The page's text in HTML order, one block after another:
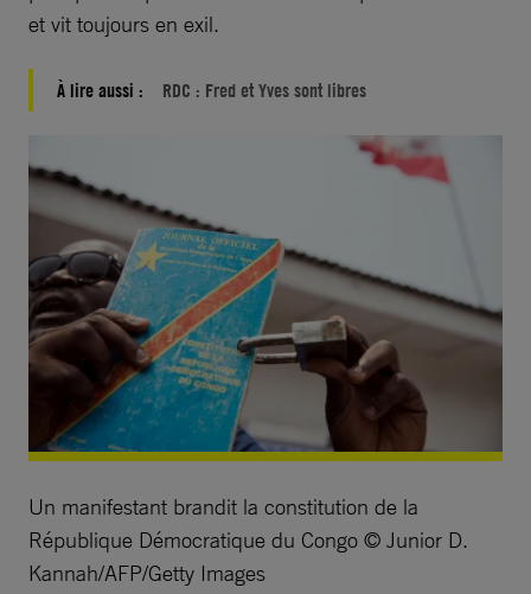
et vit toujours en exil.
À lire aussi : RDC : Fred et Yves sont libres
Un manifestant brandit la constitution de la
République Démocratique du Congo © Junior D.
Kannah/AFP/Getty Images